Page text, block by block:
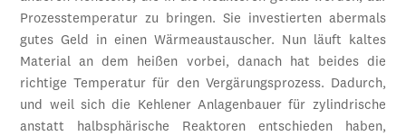
Prozesstemperatur zu bringen. Sie investierten abermals
gutes Geld in einen Wärmeaustauscher. Nun läuft kaltes
Material an dem heißen vorbei, danach hat beides die
richtige Temperatur für den Vergärungsprozess. Dadurch,
und weil sich die Kehlener Anlagenbauer für zylindrische
anstatt halbsphärische Reaktoren entschieden haben,